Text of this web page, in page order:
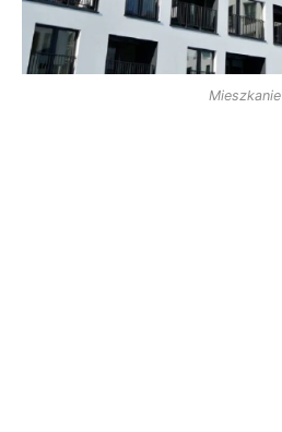
Mieszkanie